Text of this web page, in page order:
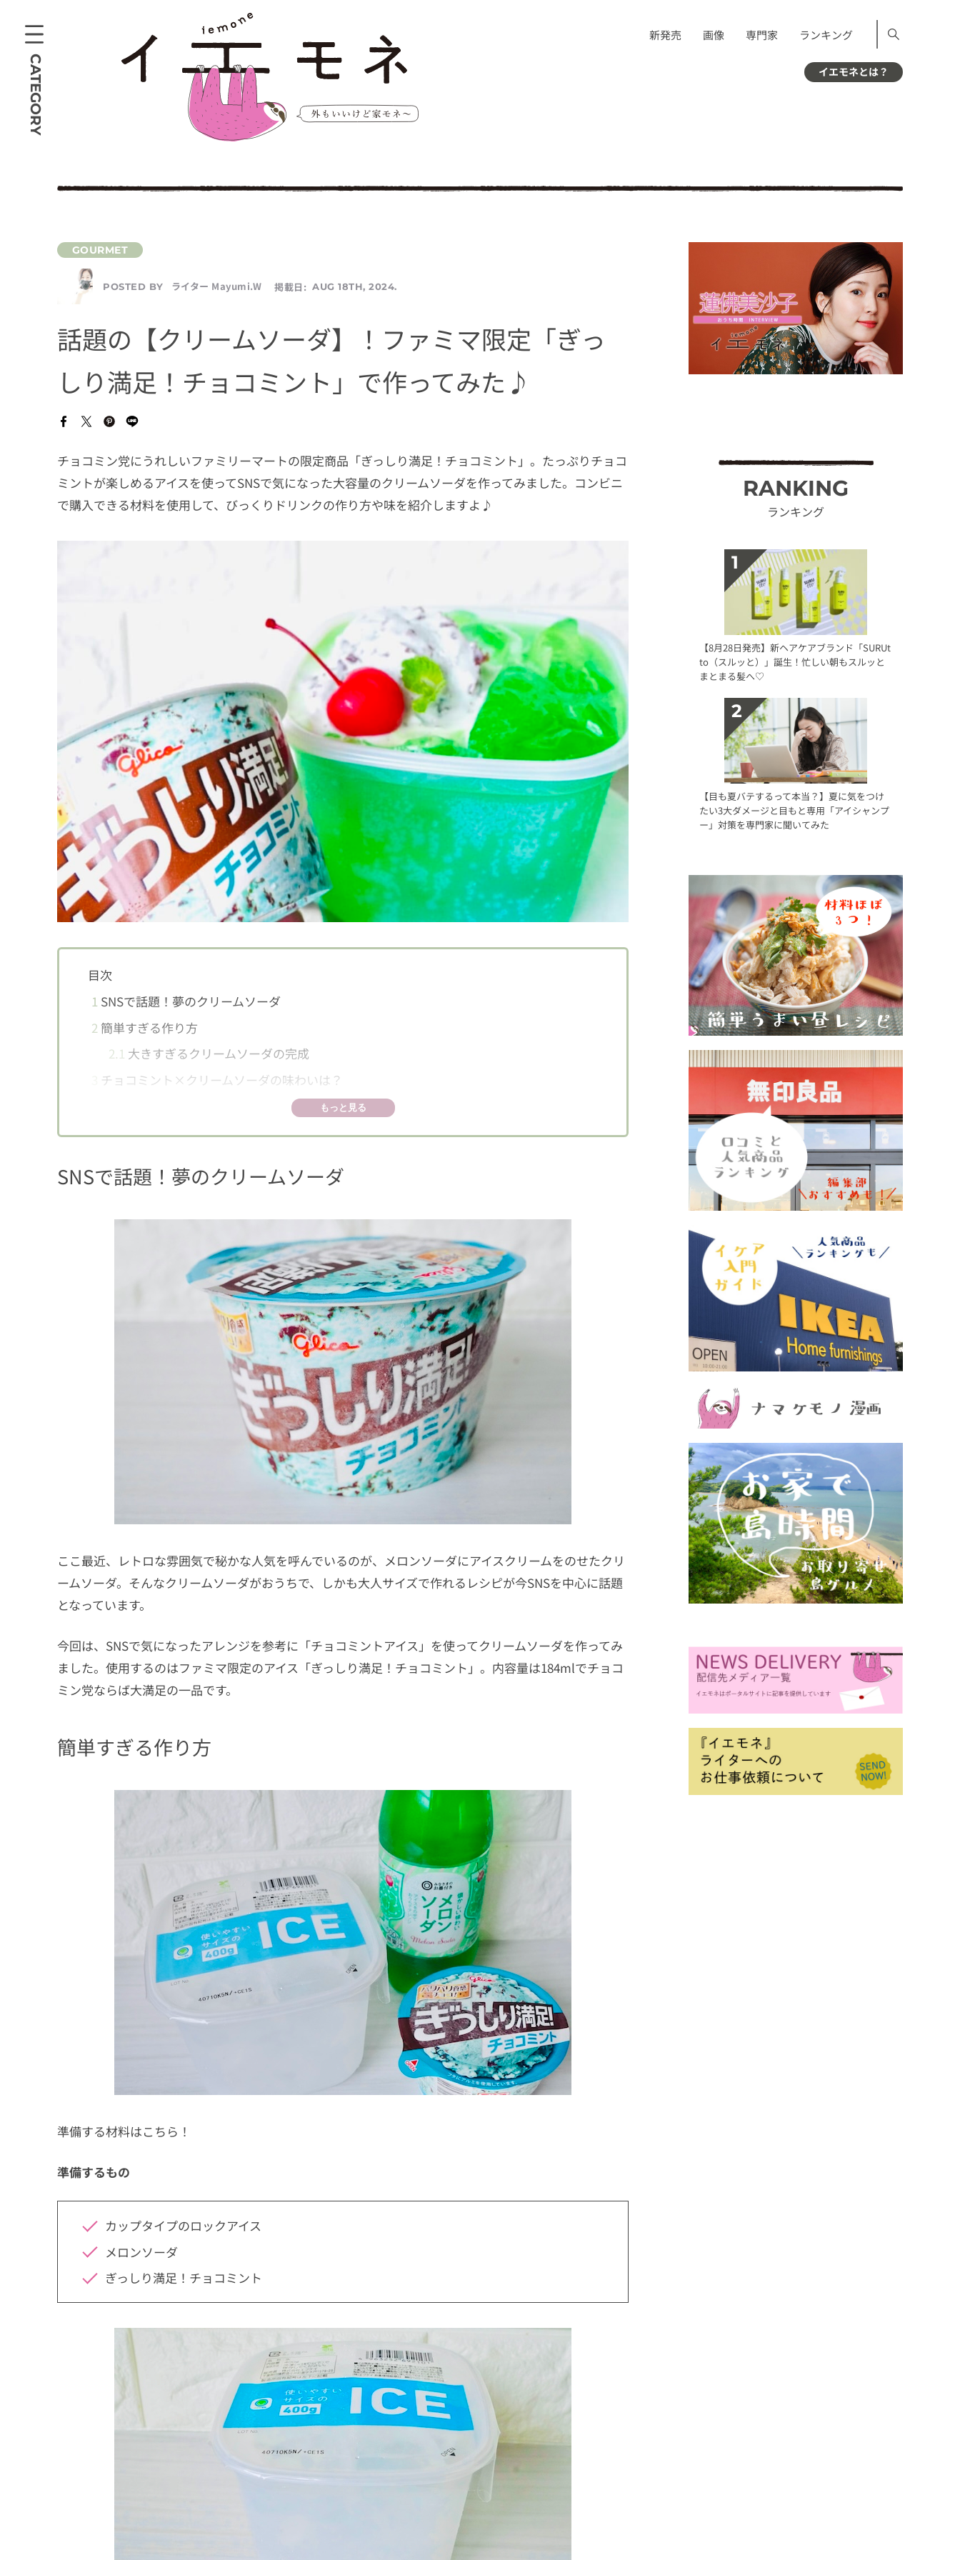
CATEGORY
新発売 画像 専門家 ランキング
イエモネとは？
POSTED BY ライター Mayumi.W 掲載日: AUG 18TH, 2024.
話題の【クリームソーダ】！ファミマ限定「ぎっ
しり満足！チョコミント」で作ってみた♪
チョコミン党にうれしいファミリーマートの限定商品「ぎっしり満足！チョコミント」。たっぷりチョコ
ミントが楽しめるアイスを使ってSNSで気になった大容量のクリームソーダを作ってみました。コンビニ
で購入できる材料を使用して、びっくりドリンクの作り方や味を紹介しますよ♪
目次
1 SNSで話題！夢のクリームソーダ
2 簡単すぎる作り方
2.1 大きすぎるクリームソーダの完成
チョコミント×クリームソーダの味わいは？
もっと見る
SNSで話題！夢のクリームソーダ
ここ最近、レトロな雰囲気で秘かな人気を呼んでいるのが、メロンソーダにアイスクリームをのせたクリ
ームソーダ。そんなクリームソーダがおうちで、しかも大人サイズで作れるレシピが今SNSを中心に話題
となっています。
今回は、SNSで気になったアレンジを参考に「チョコミントアイス」を使ってクリームソーダを作ってみ
ました。使用するのはファミマ限定のアイス「ぎっしり満足！チョコミント」。内容量は184mlでチョコ
ミン党ならば大満足の一品です。
簡単すぎる作り方
準備する材料はこちら！
準備するもの
カップタイプのロックアイス
メロンソーダ
ぎっしり満足！チョコミント
RANKING
ランキング
【8月28日発売】新ヘアケアブランド「SURUt
to（スルッと）」誕生！忙しい朝もスルッと
まとまる髪へ♡
【目も夏バテするって本当？】夏に気をつけ
たい3大ダメージと目もと専用「アイシャンプ
ー」対策を専門家に聞いてみた